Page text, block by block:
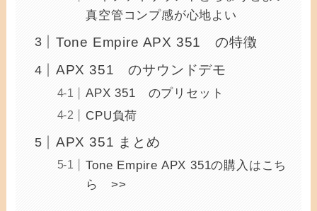
真空管コンプ感が心地よい
Tone Empire APX 351 の特徴
APX 351 のサウンドデモ
APX 351 のプリセット
CPU負荷
APX 351 まとめ
Tone Empire APX 351の購入はこち
ら >>